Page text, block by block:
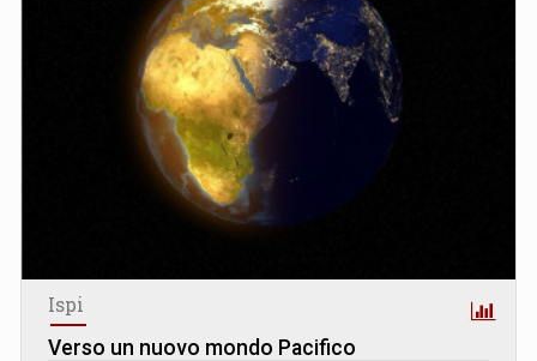
Ispi
Verso un nuovo mondo Pacifico